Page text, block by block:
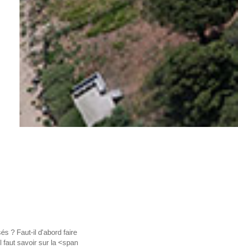
? Faut-il d'abord faire
faut savoir sur la <span